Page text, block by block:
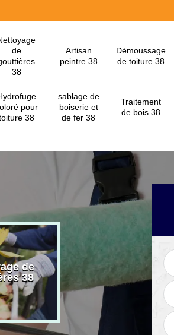
de
38
Artisan
peintre 38
Démoussage
de toiture 38
pour
38
sablage de
boiserie et
de fer 38
Traitement
de bois 38
de
38
Artisan peintre 38